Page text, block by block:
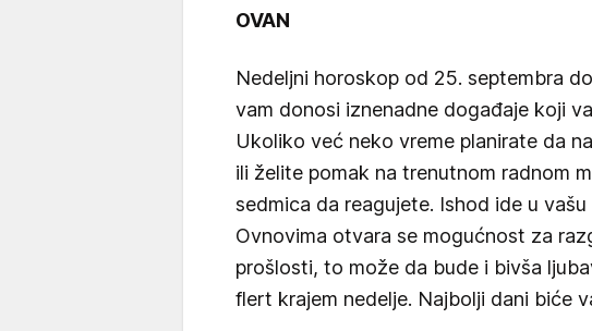
OVAN
Nedeljni horoskop od 25. septembra
vam donosi iznenadne događaje koji
Ukoliko već neko vreme planirate da
ili želite pomak na trenutnom radnom
sedmica da reagujete. Ishod ide u
Ovnovima otvara se mogućnost za
prošlosti, to može da bude i bivša
flert krajem nedelje. Najbolji dani biće